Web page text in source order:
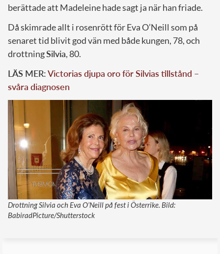
berättade att Madeleine hade sagt ja när han friade.
Då skimrade allt i rosenrött för Eva O’Neill som på
senaret tid blivit god vän med både kungen, 78, och
drottningSilvia, 80.
LÄS MER:Victorias djupa oro för Silvias tillstånd –
svåra diagnosen
Drottning Silvia och Eva O’Neill på fest i Österrike. Bild:
BabiradPicture/Shutterstock